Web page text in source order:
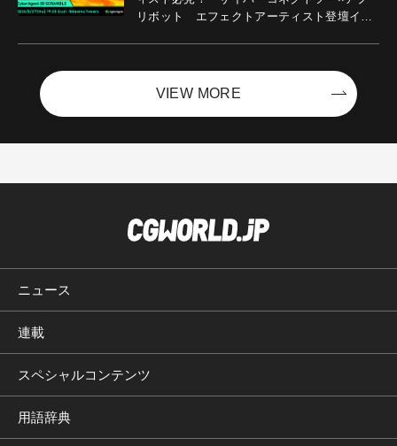
リボット エフェクトアーティスト登壇イベ
VIEW MORE
ニュース
連載
スペシャルコンテンツ
用語辞典